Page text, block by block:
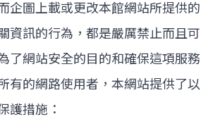
企圖上載或更改本館網站所提供的
資訊的行為，都是嚴厲禁止而且可
了網站安全的目的和確保這項服務
有的網路使用者，本網站提供了以
護措施：